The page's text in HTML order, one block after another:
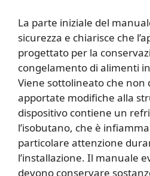
La parte iniziale del
sicurezza e chiarisce che
progettato per la
congelamento di alimenti
Viene sottolineato che non
apportate modifiche alla
dispositivo contiene un
l’isobutano, che è
particolare attenzione
l’installazione. Il manuale
devono conservare